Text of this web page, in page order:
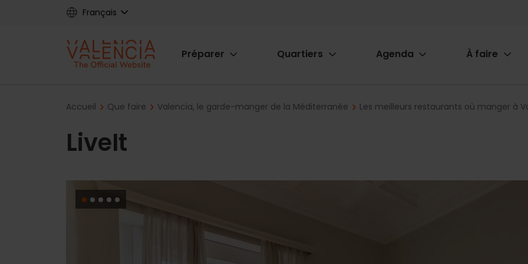
Français
Main
Préparer Quartiers Agenda À faire
Breadcrumb
Accueil Que faire Valencia, le garde-manger de la Méditerranée Les meilleurs restaurants où manger à
LiveIt